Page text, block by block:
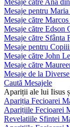
Mesaje pentru
Mesaje către
Mesaje către Edson
Mesaje către
Mesaje pentru
Mesaje către John
Mesaje către
Mesaje de la
Caută Mesajele
Apariții ale lui Iisus
Apariția Fecioarei
Aparițiile Fecioarei
Revelatiile Sfintei